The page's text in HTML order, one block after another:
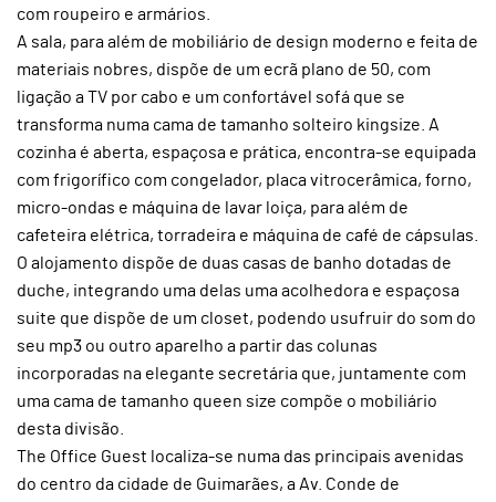
com roupeiro e armários.
A sala, para além de mobiliário de design moderno e feita de
materiais nobres, dispõe de um ecrã plano de 50, com
ligação a TV por cabo e um confortável sofá que se
transforma numa cama de tamanho solteiro kingsize. A
cozinha é aberta, espaçosa e prática, encontra-se equipada
com frigorífico com congelador, placa vitrocerâmica, forno,
micro-ondas e máquina de lavar loiça, para além de
cafeteira elétrica, torradeira e máquina de café de cápsulas.
O alojamento dispõe de duas casas de banho dotadas de
duche, integrando uma delas uma acolhedora e espaçosa
suite que dispõe de um closet, podendo usufruir do som do
seu mp3 ou outro aparelho a partir das colunas
incorporadas na elegante secretária que, juntamente com
uma cama de tamanho queen size compõe o mobiliário
desta divisão.
The Office Guest localiza-se numa das principais avenidas
do centro da cidade de Guimarães, a Av. Conde de